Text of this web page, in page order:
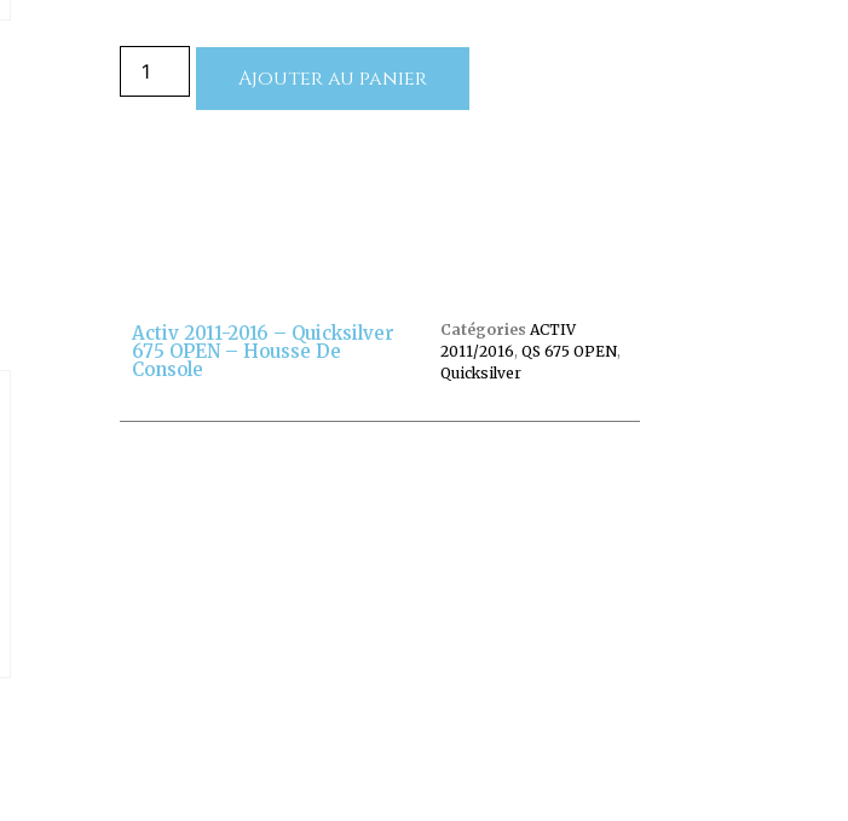
Ajouter au panier
Activ 2011-2016 – Quicksilver
675 OPEN – Housse De
Console
Catégories ACTIV
2011/2016, QS 675 OPEN,
Quicksilver